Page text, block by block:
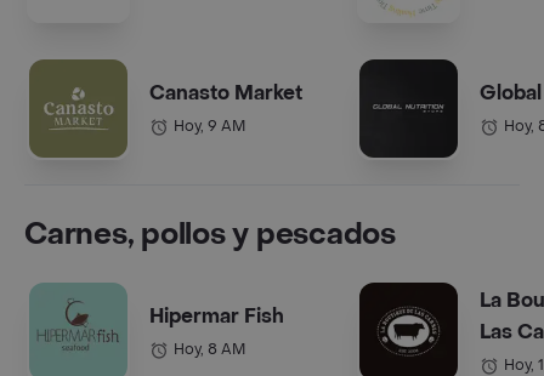
Canasto Market
Hoy, 9 AM Hoy,
Carnes, pollos y pescados
Hipermar Fish
Hoy, 8 AM
La
Las
Hoy,